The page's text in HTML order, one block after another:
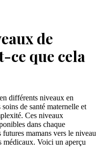
de
ce que cela
différents niveaux en
de santé maternelle et
Ces niveaux
dans chaque
futures mamans vers le niveau
médicaux. Voici un aperçu